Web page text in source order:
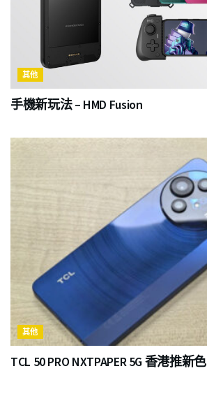
其他
手機新玩法 – HMD Fusion
其他
TCL 50 PRO NXTPAPER 5G 香港推新色